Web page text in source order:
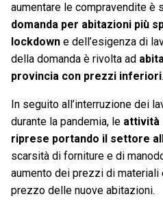
aumentare le compravendite è
domanda per abitazioni più
lockdown e dell’esigenza di
della domanda è rivolta ad
provincia con prezzi inferiori.
In seguito all’interruzione dei
durante la pandemia, le attività
riprese portando il settore
scarsità di forniture e di
aumento dei prezzi di materiali
prezzo delle nuove abitazioni.